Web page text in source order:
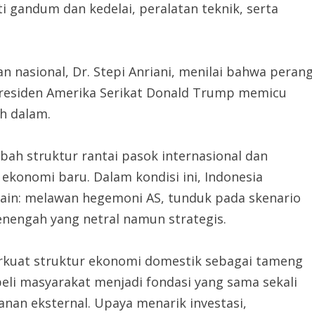
dan kedelai, peralatan teknik, serta
nasional, Dr. Stepi Anriani, menilai bahwa
Amerika Serikat Donald Trump memicu
dalam.
struktur rantai pasok internasional dan
baru. Dalam kondisi ini, Indonesia
melawan hegemoni AS, tunduk pada skenario
yang netral namun strategis.
struktur ekonomi domestik sebagai tameng
masyarakat menjadi fondasi yang sama sekali
eksternal. Upaya menarik investasi,